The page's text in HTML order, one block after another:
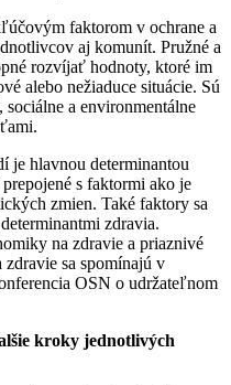
faktorom v ochrane a
aj komunít. Pružné a
rozvíjať hodnoty, ktoré im
alebo nežiaduce situácie. Sú
a environmentálne
je hlavnou determinantou
s faktormi ako je
zmien. Také faktory sa
zdravia.
na zdravie a priaznivé
sa spomínajú v
OSN o udržateľnom
kroky jednotlivých